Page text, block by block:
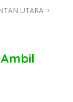
UTARA